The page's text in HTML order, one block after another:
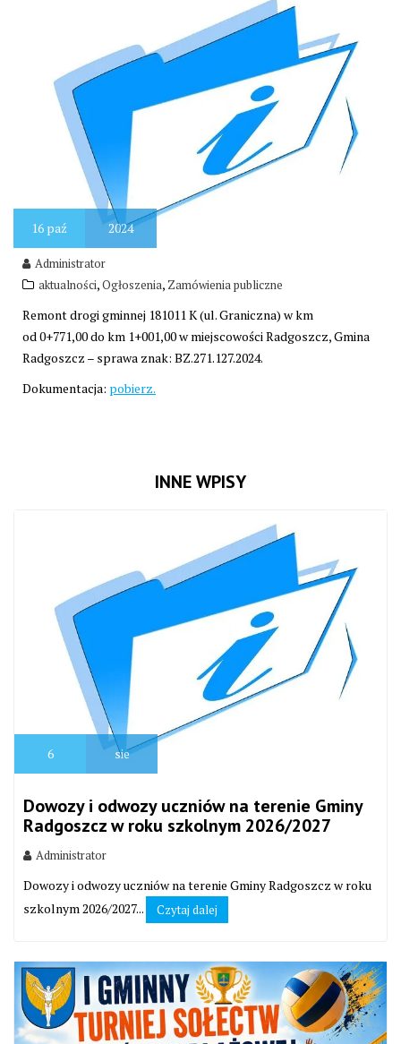
16 paź 2024
Administrator
aktualności,Ogłoszenia, Zamówienia publiczne
Remont drogi gminnej 181011 K (ul. Graniczna) w km
od 0+771,00 do km 1+001,00 w miejscowości Radgoszcz, Gmina
Radgoszcz – sprawa znak: BZ.271.127.2024.
Dokumentacja: pobierz.
INNE WPISY
6 sie
Dowozy i odwozy uczniów na terenie Gminy
Radgoszcz w roku szkolnym 2026/2027
Administrator
Dowozy i odwozy uczniów na terenie Gminy Radgoszcz w roku
szkolnym 2026/2027...
Czytaj dalej